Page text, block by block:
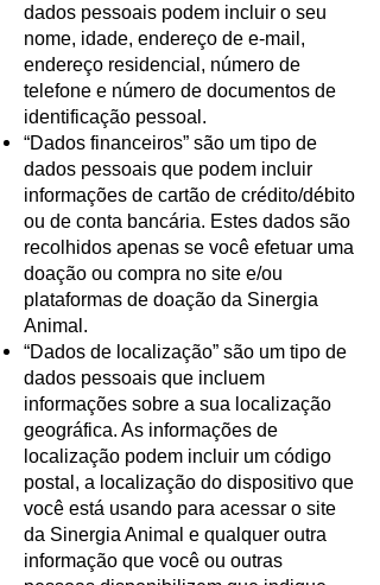
dados pessoais podem incluir o seu
nome, idade, endereço de e-mail,
endereço residencial, número de
telefone e número de documentos de
identificação pessoal.
“Dados financeiros” são um tipo de
dados pessoais que podem incluir
informações de cartão de crédito/débito
ou de conta bancária. Estes dados são
recolhidos apenas se você efetuar uma
doação ou compra no site e/ou
plataformas de doação da Sinergia
Animal.
“Dados de localização” são um tipo de
dados pessoais que incluem
informações sobre a sua localização
geográfica. As informações de
localização podem incluir um código
postal, a localização do dispositivo que
você está usando para acessar o site
da Sinergia Animal e qualquer outra
informação que você ou outras